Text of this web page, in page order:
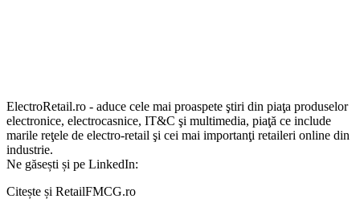
ElectroRetail.ro - aduce cele mai proaspete ştiri din piaţa produselor
electronice, electrocasnice, IT&C şi multimedia, piaţă ce include
marile reţele de electro-retail şi cei mai importanţi retaileri online din
industrie.
Ne găsești și pe LinkedIn:
Citește și RetailFMCG.ro